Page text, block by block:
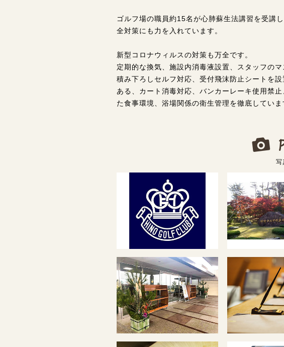
ゴルフ場の職員約15名が心肺蘇生法講習を受講
全対策にも力を入れています。
新型コロナウィルスの対策も万全です。
定期的な換気、施設内消毒液設置、スタッフの
積み下ろしセルフ対応、受付飛沫防止シートを
ある、カート消毒対応、バンカーレーキ使用禁
た食事環境、浴場関係の衛生管理を徹底していま
写